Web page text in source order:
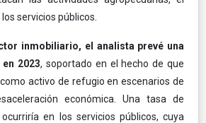
servicios públicos.
inmobiliario, el analista prevé una
en 2023, soportado en el hecho de que
activo de refugio en escenarios de
económica. Una tasa de
en los servicios públicos, cuya